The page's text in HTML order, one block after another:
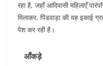
रहा है, जहाँ आदिवासी महिलाएँ
मिलाकर, पिंडवाड़ा की यह इकाई
पेश कर रही है।​
आँकड़े